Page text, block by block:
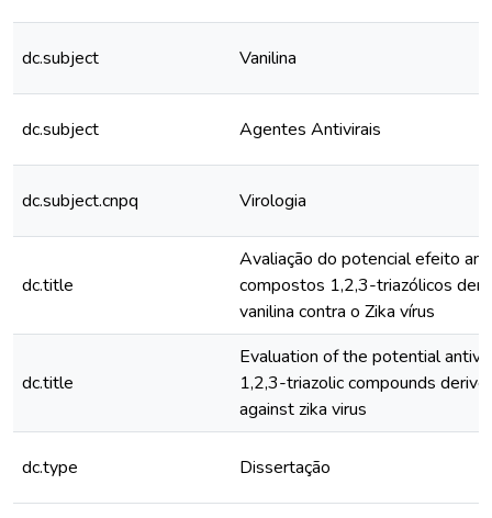
dc.subject Vanilina
dc.subject Agentes Antivirais
dc.subject.cnpq Virologia
dc.title
Avaliação do potencial efeito
compostos 1,2,3-triazólicos
vanilina contra o Zika vírus
dc.title
Evaluation of the potential
1,2,3-triazolic compounds
against zika virus
dc.type Dissertação